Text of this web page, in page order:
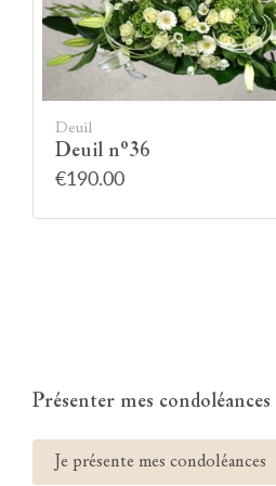
Deuil
Deuil n°36
€190.00
Présenter mes condoléances
Je présente mes condoléances